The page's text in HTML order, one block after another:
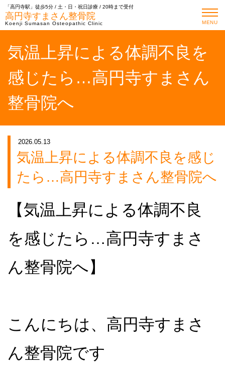
「高円寺駅」徒歩5分 / 土・日・祝日診療 / 20時まで受付
高円寺すまさん整骨院
Koenji Sumasan Osteopathic Clinic MENU
気温上昇による体調不良を
感じたら…高円寺すまさん
整骨院へ
2026.05.13
気温上昇による体調不良を感じ
たら…高円寺すまさん整骨院へ
【気温上昇による体調不良
を感じたら…高円寺すまさ
ん整骨院へ】
こんにちは、高円寺すまさ
ん整骨院です